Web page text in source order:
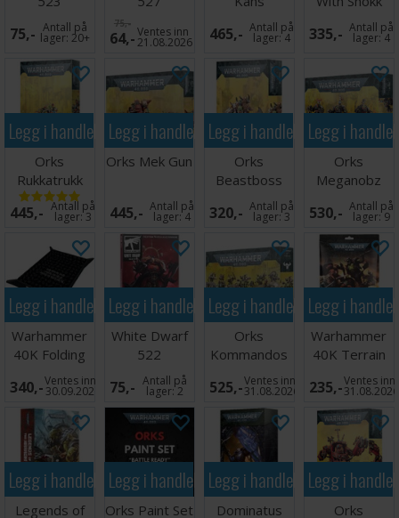
75,- Antall på
lager:20+
75,-
64,-Ventes inn
21.08.2026 465,- Antall på
lager:4
Attack Gun
335,- Antall på
lager:4
Legg i handlekurven
Orks
Rukkatrukk
Squigbuggy
445,- Antall på
lager:3
Legg i handlekurven
Orks Mek Gun
445,- Antall på
lager:4
Legg i handlekurven
Orks
Beastboss
320,- Antall på
lager:3
Legg i
Orks
Meganobz
530,- Antall på
lager:9
Legg i handlekurven
Warhammer
40K Folding
Dice Tray
340,-Ventes inn
30.09.2026
Legg i handlekurven
White Dwarf
522
75,- Antall på
lager:2
Legg i handlekurven
Orks
Kommandos
525,-Ventes inn
31.08.2026
Legg i
Warhammer
40K Terrain
Area Set
235,-Ventes inn
31.08.2026
Legg i handlekurven
Legends of
Legg i handlekurven
Orks Paint Set
Legg i handlekurven
Dominatus
Legg i
Orks